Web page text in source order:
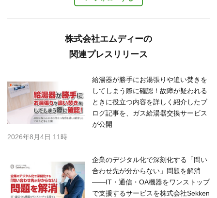
株式会社エムディーの
関連プレスリリース
給湯器が勝手にお湯張りや追い焚きを
してしまう際に確認！故障が疑われる
ときに役立つ内容を詳しく紹介したブ
ログ記事を、ガス給湯器交換サービス
が公開
2026年8月4日 11時
企業のデジタル化で深刻化する「問い
合わせ先が分からない」問題を解消
――IT・通信・OA機器をワンストップ
で支援するサービスを株式会社Sekken